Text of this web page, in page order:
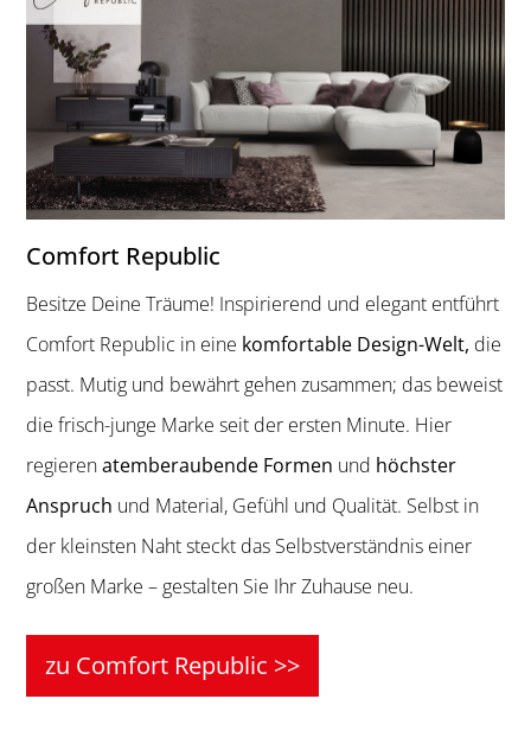
Comfort Republic
Besitze Deine Träume! Inspirierend und elegant entführt
Comfort Republic in eine komfortable Design-Welt, die
passt. Mutig und bewährt gehen zusammen; das beweist
die frisch-junge Marke seit der ersten Minute. Hier
regierenatemberaubende Formen und höchster
Anspruch und Material, Gefühl und Qualität. Selbst in
der kleinsten Naht steckt das Selbstverständnis einer
großen Marke – gestalten Sie Ihr Zuhause neu.
zu Comfort Republic >>